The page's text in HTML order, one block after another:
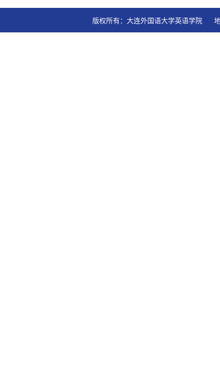
版权所有：大连外国语大学英语学院